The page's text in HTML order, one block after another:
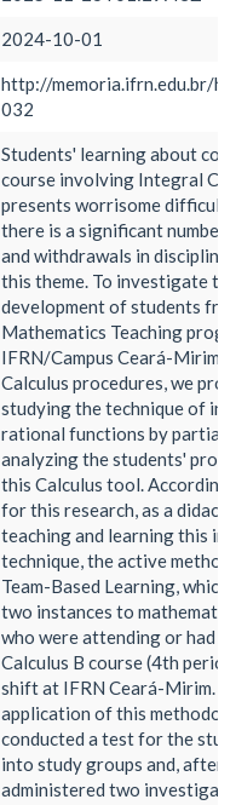
2024-10-01
http://memoria.ifrn.edu.br/
032
Students' learning about
course involving Integral
presents worrisome
there is a significant number
and withdrawals in
this theme. To investigate
development of students
Mathematics Teaching
IFRN/Campus Ceará-Mirim
Calculus procedures, we
studying the technique of
rational functions by partial
analyzing the students'
this Calculus tool.
for this research, as a
teaching and learning this
technique, the active
Team-Based Learning, which
two instances to
who were attending or had
Calculus B course (4th
shift at IFRN Ceará-Mirim.
application of this
conducted a test for the
into study groups and, after
administered two